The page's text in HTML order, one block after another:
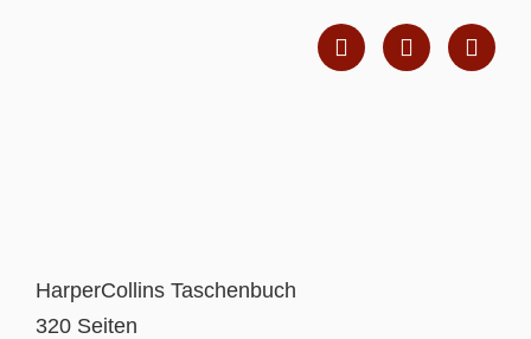
HarperCollins Taschenbuch
320 Seiten